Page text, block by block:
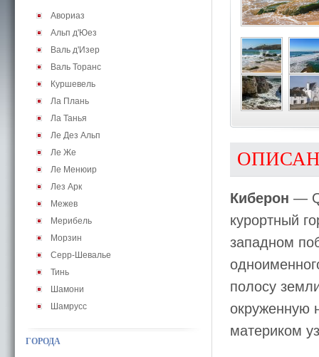
Авориаз
Альп д'Юез
Валь д'Изер
Валь Торанс
Куршевель
Ла Плань
Ла Танья
Ле Дез Альп
Ле Же
Ле Менюир
Лез Арк
Межев
Мерибель
Морзин
Серр-Шевалье
Тинь
Шамони
Шамрусс
ГОРОДА
Киберон —
курортный
западном
полосу
окруженную
материком